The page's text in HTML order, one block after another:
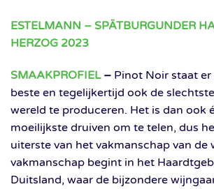
ESTELMANN – SPÄTBURGUNDER
HERZOG 2023
SMAAKPROFIEL– Pinot Noir staat
beste en tegelijkertijd ook de
wereld te produceren. Het is dan ook
moeilijkste druiven om te telen, dus
uiterste van het vakmanschap van de
vakmanschap begint in het
Duitsland, waar de bijzondere